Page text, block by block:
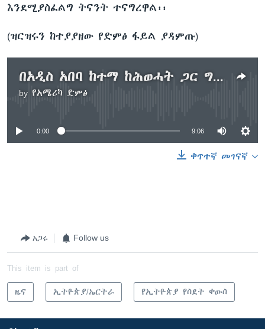
እንደሚያስፈልግ ትናንት ተናግረዋል፡፡
(ዝርዝሩን ከተያያዘው የድምፅ ፋይል ያዳምጡ)
በአዲስ አበባ ከተማ ከሕወሓት ጋር ግንኙነት አላቸው የተባሉ የትግራይ ክልል ተወላጅ የሆኑ ነዋሪዎችና የሚዲያ ሰዎች መታሰራቸው ተገለጸ
by የአሜሪካ ድምፅ
No media source currently available
0:00 9:06
ቀጥተኛ መገናኛ
አጋሩ Follow us
This item is part of
ዜና ኢትዮጵያ/ኤርትራ የኢትዮጵያ የስደት ቀውስ